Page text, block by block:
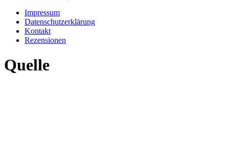
Impressum
Datenschutzerklärung
Kontakt
Rezensionen
Quelle